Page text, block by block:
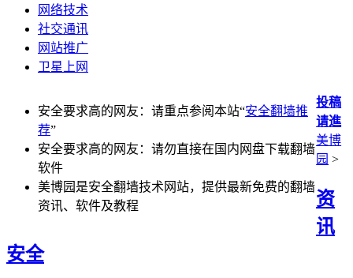
网络技术
社交通讯
网站推广
卫星上网
安全要求高的网友：请重点参阅本站“安全翻墙推
荐”
安全要求高的网友：请勿直接在国内网盘下载翻墙
软件
美博园是安全翻墙技术网站，提供最新免费的翻墙
资讯、软件及教程
投稿
请進
美博
园 >
资
讯
安全